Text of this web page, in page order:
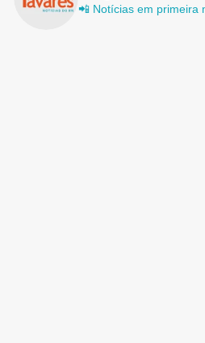
📲 Notícias em primeira